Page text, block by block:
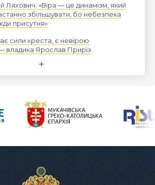
Ляхович: «Віра — це динамізм, який
збільшувати, бо небезпека
присутня»
сили хреста, є невірою
владика Ярослав Приріз